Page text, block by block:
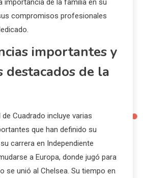
importancia de la familia en su
compromisos profesionales
importantes y
destacados de la
Cuadrado incluye varias
que han definido su
carrera en Independiente
a Europa, donde jugó para
se unió al Chelsea. Su tiempo en